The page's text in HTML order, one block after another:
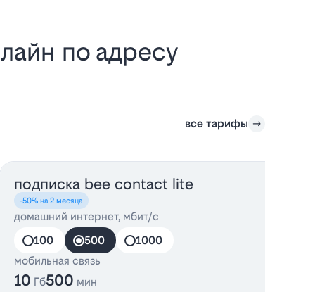
по адресу
все тарифы
подписка bee contact lite
-50% на 2 месяца
домашний интернет, мбит/с
100
500
1000
мобильная связь
10 Гб500 мин